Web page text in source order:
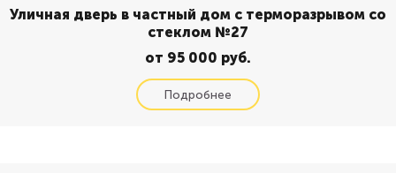
Уличная дверь в частный дом с терморазрывом со
стеклом №27
от 95 000 руб.